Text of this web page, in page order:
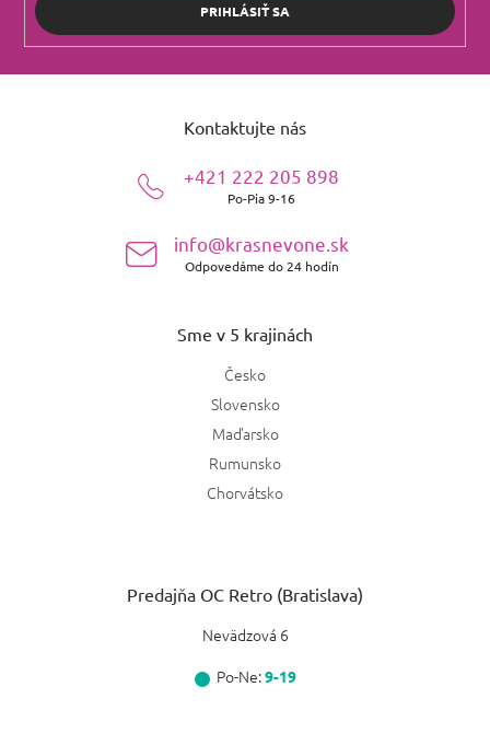
PRIHLÁSIŤ SA
Kontaktujte nás
+421 222 205 898
Po-Pia 9-16
info@krasnevone.sk
Odpovedáme do 24 hodín
Sme v 5 krajinách
Česko
Slovensko
Maďarsko
Rumunsko
Chorvátsko
Predajňa OC Retro (Bratislava)
Nevädzová 6
Po-Ne:9-19